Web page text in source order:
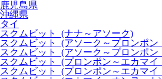
鹿児島県
沖縄県
タイ
スクムビット (ナナ～アソーク)
スクムビット (アソーク～プロンポン
スクムビット (アソーク～プロンポン
スクムビット (プロンポン～エカマイ
スクムビット (プロンポン～エカマイ